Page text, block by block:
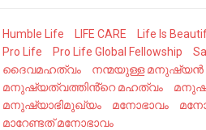
Humble Life LIFE CARE Life Is
Pro Life
Pro Life Global Fellowship
ദൈവമഹത്വം
നന്മയുള്ള മനുഷ്യൻ
മനുഷ്യത്വത്തിൻ്റെ മഹത്വം
മനുഷ്യാഭിമുഖ്യം
മനോഭാവം
മാറേണ്ടത് മനോഭാവം